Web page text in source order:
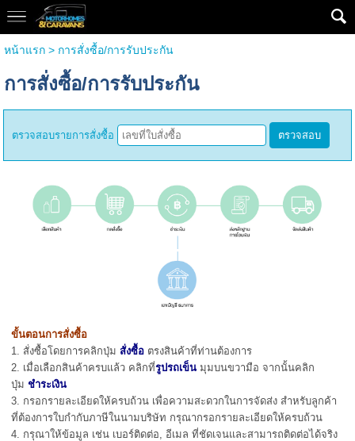
หน้าแรก> การสั่งซื้อ/การรับประกัน
การสั่งซื้อ/การรับประกัน
ตรวจสอบรายการสั่งซื้อ ตรวจสอบ
ขั้นตอนการสั่งซื้อ
1. สั่งซื้อโดยการคลิกปุ่มสั่งซื้อ ตรงสินค้าที่ท่านต้องการ
2. เมื่อเลือกสินค้าครบแล้ว คลิกที่รูปรถเข็น มุมบนขวามือ จากนั้นคลิก
ปุ่ม ชำระเงิน
3. กรอกรายละเอียดให้ครบถ้วน เพื่อความสะดวกในการจัดส่ง สำหรับลูกค้า
ที่ต้องการใบกำกับภาษีในนามบริษัท กรุณากรอกรายละเอียดให้ครบถ้วน
4. กรุณาให้ข้อมูล เช่น เบอร์ติดต่อ, อีเมล ที่ชัดเจนและสามารถติดต่อได้จริง